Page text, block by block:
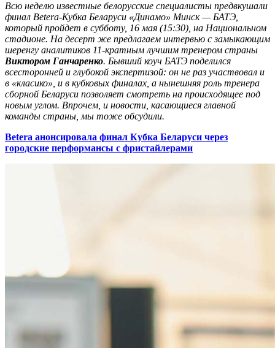
Всю неделю известные белорусские специалисты предвкушали
финал Betera-Кубка Беларуси «Динамо» Минск — БАТЭ,
который пройдет в субботу, 16 мая (15:30), на Национальном
стадионе. На десерт же предлагаем интервью с замыкающим
шеренгу аналитиков 11-кратным лучшим тренером страны
Виктором Ганчаренко. Бывший коуч БАТЭ поделился
всесторонней и глубокой экспертизой: он не раз участвовал и
в «класико», и в кубковых финалах, а нынешняя роль тренера
сборной Беларуси позволяет смотреть на происходящее под
новым углом. Впрочем, и новости, касающиеся главной
команды страны, мы тоже обсудили.
Betera анонсировала финал Кубка Беларуси через
городские перформансы с фристайлерами